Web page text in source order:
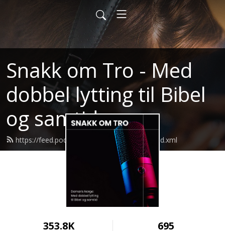
Snakk om Tro - Med
dobbel lytting til Bibel
og samtid
https://feed.podbean.com/damarisnorge/feed.xml
353.8K 695